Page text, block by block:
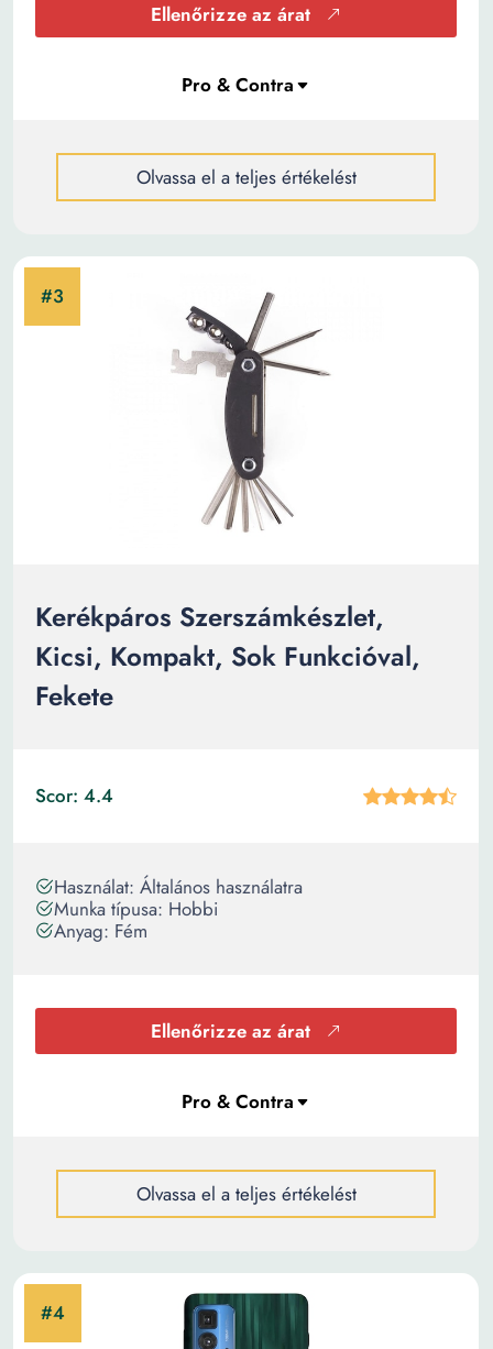
Ellenőrizze az árat
Olvassa el a teljes értékelést
Kerékpáros Szerszámkészlet,
Kicsi, Kompakt, Sok Funkcióval,
Fekete
Scor: 4.4
Használat: Általános használatra
Munka típusa: Hobbi
Anyag: Fém
Ellenőrizze az árat
Olvassa el a teljes értékelést